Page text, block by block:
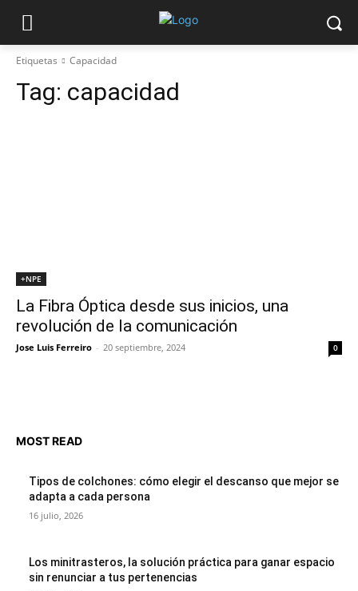
Etiquetas Capacidad
Tag: capacidad
+NPE
La Fibra Óptica desde sus inicios, una
revolución de la comunicación
Jose Luis Ferreiro - 20 septiembre, 2024 0
MOST READ
Tipos de colchones: cómo elegir el descanso que mejor se
adapta a cada persona
16 julio, 2026
Los minitrasteros, la solución práctica para ganar espacio
sin renunciar a tus pertenencias